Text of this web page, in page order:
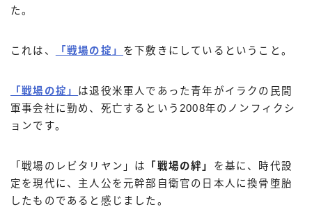
た。
これは、 「戦場の掟」 を下敷きにしているということ。
「戦場の掟」 は退役米軍人であった青年がイラクの民間
軍事会社に勤め、死亡するという2008年のノンフィクシ
ョンです。
「戦場のレビタリヤン」は 「戦場の絆」 を基に、時代設
定を現代に、主人公を元幹部自衛官の日本人に換骨堕胎
したものであると感じました。